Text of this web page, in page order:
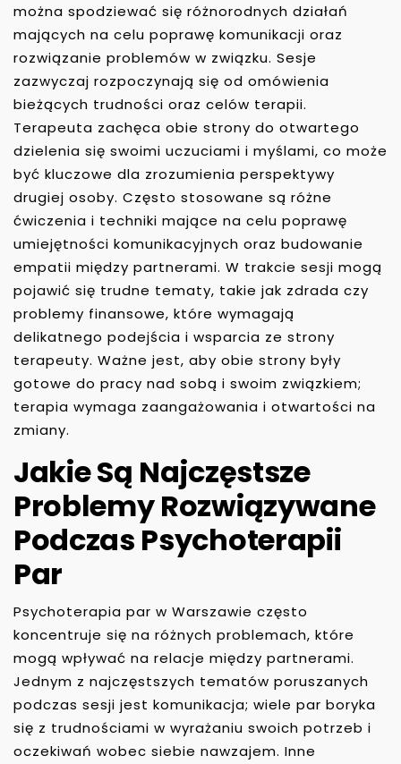
można spodziewać się różnorodnych działań
mających na celu poprawę komunikacji oraz
rozwiązanie problemów w związku. Sesje
zazwyczaj rozpoczynają się od omówienia
bieżących trudności oraz celów terapii.
Terapeuta zachęca obie strony do otwartego
dzielenia się swoimi uczuciami i myślami, co może
być kluczowe dla zrozumienia perspektywy
drugiej osoby. Często stosowane są różne
ćwiczenia i techniki mające na celu poprawę
umiejętności komunikacyjnych oraz budowanie
empatii między partnerami. W trakcie sesji mogą
pojawić się trudne tematy, takie jak zdrada czy
problemy finansowe, które wymagają
delikatnego podejścia i wsparcia ze strony
terapeuty. Ważne jest, aby obie strony były
gotowe do pracy nad sobą i swoim związkiem;
terapia wymaga zaangażowania i otwartości na
zmiany.
Jakie Są Najczęstsze
Problemy Rozwiązywane
Podczas Psychoterapii
Par
Psychoterapia par w Warszawie często
koncentruje się na różnych problemach, które
mogą wpływać na relacje między partnerami.
Jednym z najczęstszych tematów poruszanych
podczas sesji jest komunikacja; wiele par boryka
się z trudnościami w wyrażaniu swoich potrzeb i
oczekiwań wobec siebie nawzajem. Inne